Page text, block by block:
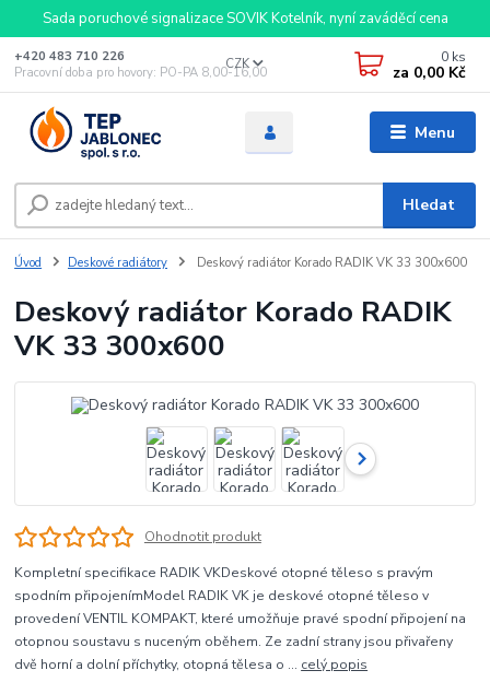
Sada poruchové signalizace SOVIK Kotelník, nyní zaváděcí cena
Menu
CZK
Hledat
+420 483 710 226
Pracovní doba pro hovory: PO-PA 8,00-16,00
0 ks
za 0,00 Kč
Úvod Deskové radiátory Deskový radiátor Korado RADIK VK 33 300x600
Deskový radiátor Korado RADIK
VK 33 300x600
Ohodnotit produkt
Kompletní specifikace RADIK VKDeskové otopné těleso s pravým
spodním připojenímModel RADIK VK je deskové otopné těleso v
provedení VENTIL KOMPAKT, které umožňuje pravé spodní připojení na
otopnou soustavu s nuceným oběhem. Ze zadní strany jsou přivařeny
dvě horní a dolní příchytky, otopná tělesa o ... celý popis